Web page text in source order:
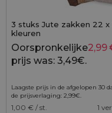
3 stuks Jute zakken 22 x
kleuren
Oorspronkelijke
prijs was: 3,49€.
2,99
Laagste prijs in de afgelopen 30
de prijsverlaging: 2,99€.
1,00 € / st. 1